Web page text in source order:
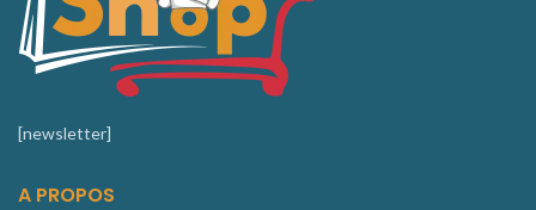
[newsletter]
A PROPOS